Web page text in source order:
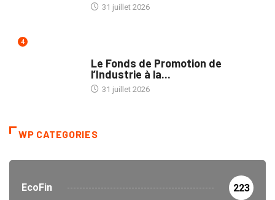
31 juillet 2026
4
Le Fonds de Promotion de
l’Industrie à la...
31 juillet 2026
WP CATEGORIES
EcoFin 223